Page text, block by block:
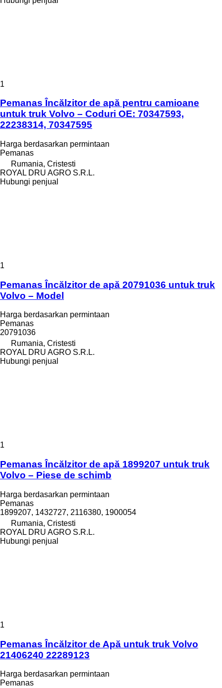
1
Pemanas Încălzitor de apă pentru camioane
untuk truk Volvo – Coduri OE: 70347593,
22238314, 70347595
Harga berdasarkan permintaan
Pemanas
Rumania, Cristesti
ROYAL DRU AGRO S.R.L.
Hubungi penjual
1
Pemanas Încălzitor de apă 20791036 untuk truk
Volvo – Model
Harga berdasarkan permintaan
Pemanas
20791036
Rumania, Cristesti
ROYAL DRU AGRO S.R.L.
Hubungi penjual
1
Pemanas Încălzitor de apă 1899207 untuk truk
Volvo – Piese de schimb
Harga berdasarkan permintaan
Pemanas
1899207, 1432727, 2116380, 1900054
Rumania, Cristesti
ROYAL DRU AGRO S.R.L.
Hubungi penjual
1
Pemanas Încălzitor de Apă untuk truk Volvo
21406240 22289123
Harga berdasarkan permintaan
Pemanas